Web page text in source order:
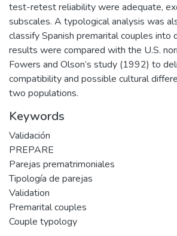
test-retest reliability were adequate,
subscales. A typological analysis was
classify Spanish premarital couples into
results were compared with the U.S.
Fowers and Olson’s study (1992) to
compatibility and possible cultural
two populations.
Keywords
Validación
PREPARE
Parejas prematrimoniales
Tipología de parejas
Validation
Premarital couples
Couple typology